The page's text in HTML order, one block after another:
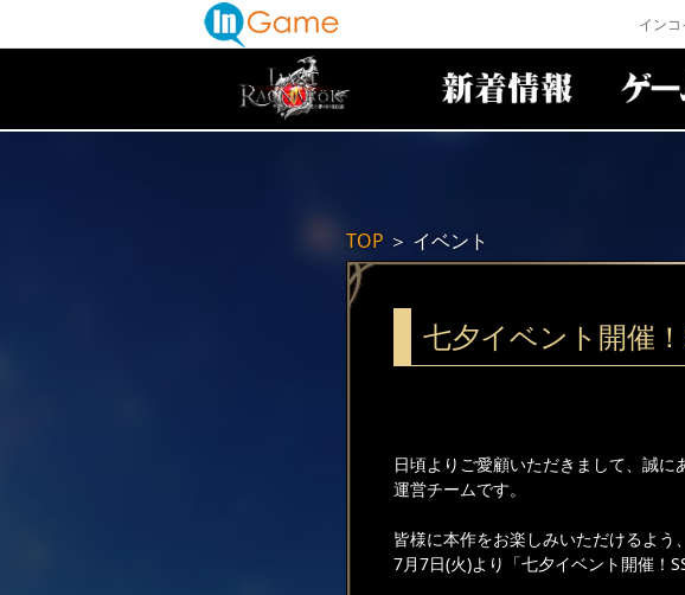
インコ
TOP ＞ イベント
七夕イベント開催
日頃よりご愛顧いただきまして、誠に
運営チームです。
皆様に本作をお楽しみいただけるよう、
7月7日(火)より「七夕イベント開催！